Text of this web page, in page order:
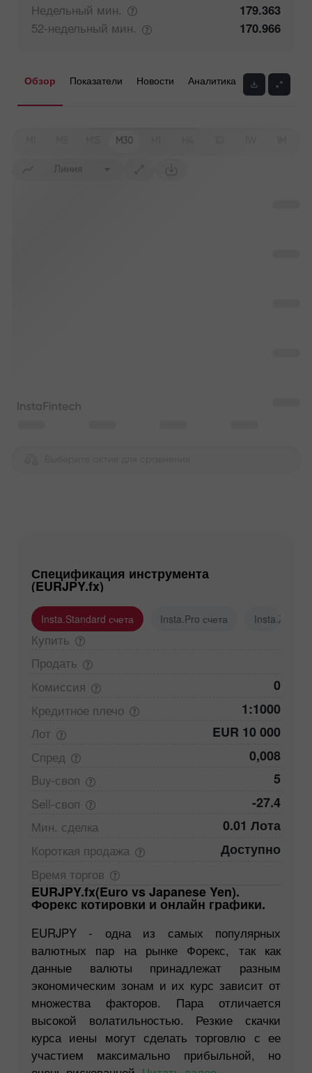
Недельный мин.
179.363
52-недельный мин. 170.966
Обзор Показатели Новости Аналитика
M30
Линия
Спецификация инструмента
(EURJPY.fx)
Insta.Standard счета Insta.Pro счета Insta.Zero
Купить
Продать
Комиссия
0
Кредитное плечо 1:1000
Лот EUR 10 000
Спред 0,008
Buy-своп 5
Sell-своп -27.4
Мин. сделка 0.01 Лота
Короткая продажа Доступно
Время торгов
EURJPY.fx(Euro vs Japanese Yen).
Форекс котировки и онлайн графики.
EURJPY - одна из самых популярных
валютных пар на рынке Форекс, так как
данные валюты принадлежат разным
экономическим зонам и их курс зависит от
множества факторов. Пара отличается
высокой волатильностью. Резкие скачки
курса иены могут сделать торговлю с ее
участием максимально прибыльной, но